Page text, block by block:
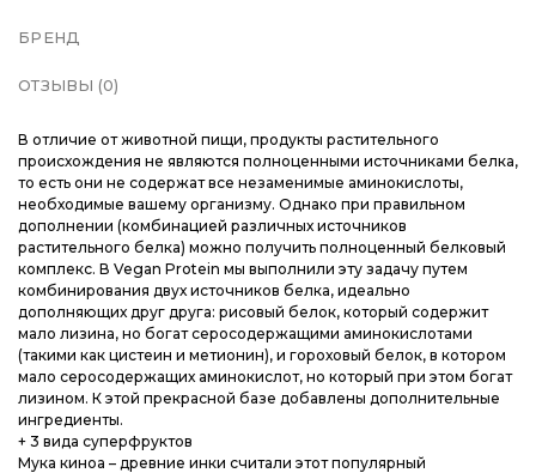
БРЕНД
ОТЗЫВЫ (0)
В отличие от животной пищи, продукты растительного
происхождения не являются полноценными источниками белка,
то есть они не содержат все незаменимые аминокислоты,
необходимые вашему организму. Однако при правильном
дополнении (комбинацией различных источников
растительного белка) можно получить полноценный белковый
комплекс. В Vegan Protein мы выполнили эту задачу путем
комбинирования двух источников белка, идеально
дополняющих друг друга: рисовый белок, который содержит
мало лизина, но богат серосодержащими аминокислотами
(такими как цистеин и метионин), и гороховый белок, в котором
мало серосодержащих аминокислот, но который при этом богат
лизином. К этой прекрасной базе добавлены дополнительные
ингредиенты.
+ 3 вида суперфруктов
Мука киноа – древние инки считали этот популярный